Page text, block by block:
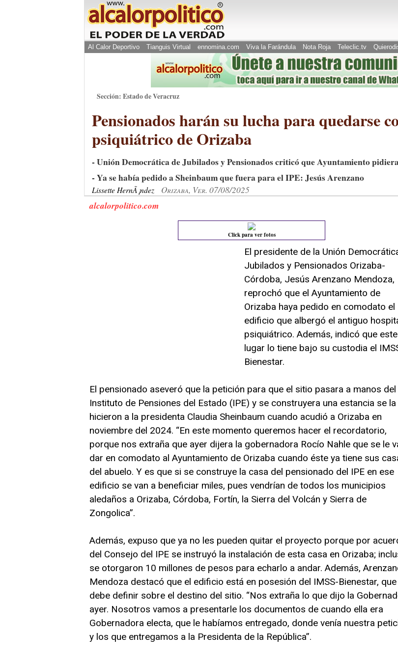
Al Calor Deportivo Tianguis Virtual ennomina.com Viva la Farándula Nota Roja Teleclic.tv
Sección: Estado de Veracruz
Pensionados harán su lucha para quedarse
psiquiátrico de Orizaba
- Unión Democrática de Jubilados y Pensionados criticó que Ayuntamiento
- Ya se había pedido a Sheinbaum que fuera para el IPE: Jesús Arenzano
Lissette HernÃ¡ndez Orizaba, Ver. 07/08/2025
alcalorpolitico.com
Click para ver fotos
El presidente de la Unión
Jubilados y Pensionados Orizaba-
Córdoba, Jesús Arenzano Mendoza,
reprochó que el Ayuntamiento de
Orizaba haya pedido en comodato el
edificio que albergó el antiguo
psiquiátrico. Además, indicó que este
lugar lo tiene bajo su custodia el
Bienestar.
El pensionado aseveró que la petición para que el sitio pasara a manos del
Instituto de Pensiones del Estado (IPE) y se construyera una estancia se la
hicieron a la presidenta Claudia Sheinbaum cuando acudió a Orizaba en
noviembre del 2024. “En este momento queremos hacer el recordatorio,
porque nos extraña que ayer dijera la gobernadora Rocío Nahle que se le
dar en comodato al Ayuntamiento de Orizaba cuando éste ya tiene sus
del abuelo. Y es que si se construye la casa del pensionado del IPE en ese
edificio se van a beneficiar miles, pues vendrían de todos los municipios
aledaños a Orizaba, Córdoba, Fortín, la Sierra del Volcán y Sierra de
Zongolica”.
Además, expuso que ya no les pueden quitar el proyecto porque por
del Consejo del IPE se instruyó la instalación de esta casa en Orizaba;
se otorgaron 10 millones de pesos para echarlo a andar. Además,
Mendoza destacó que el edificio está en posesión del IMSS-Bienestar, que
debe definir sobre el destino del sitio. “Nos extraña lo que dijo la
ayer. Nosotros vamos a presentarle los documentos de cuando ella era
Gobernadora electa, que le habíamos entregado, donde venía nuestra
y los que entregamos a la Presidenta de la República”.